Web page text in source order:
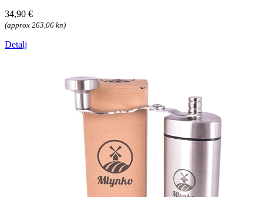
34,90 €
(approx 263,06 kn)
Detalj